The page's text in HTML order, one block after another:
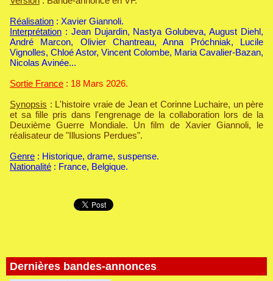
Dernières bandes-annonces
Réalisation : Xavier Giannoli.
Interprétation : Jean Dujardin, Nastya Golubeva, August Diehl,
André Marcon, Olivier Chantreau, Anna Próchniak, Lucile
Vignolles, Chloé Astor, Vincent Colombe, Maria Cavalier-Bazan,
Nicolas Avinée...
Sortie France : 18 Mars 2026.
Synopsis : L'histoire vraie de Jean et Corinne Luchaire, un père
et sa fille pris dans l'engrenage de la collaboration lors de la
Deuxième Guerre Mondiale. Un film de Xavier Giannoli, le
réalisateur de "Illusions Perdues".
Genre : Historique, drame, suspense.
Nationalité : France, Belgique.